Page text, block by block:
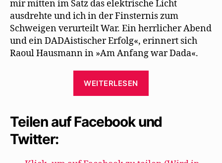
mir mitten im Satz das elektrische Licht
ausdrehte und ich in der Finsternis zum
Schweigen verurteilt War. Ein herrlicher Abend
und ein DADAistischer Erfolg«, erinnert sich
Raoul Hausmann in »Am Anfang war Dada«.
WEITERLESEN
beschreibt
den
von
Teilen auf Facebook und
Twitter: